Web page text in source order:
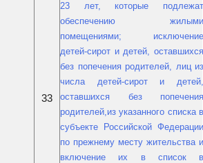
33
23 лет, которые подлежат
обеспечению жилыми
помещениями; исключение
детей-сирот и детей, оставшихся
без попечения родителей, лиц из
числа детей-сирот и детей,
оставшихся без попечения
родителей,из указанного списка в
субъекте Российской Федерации
по прежнему месту жительства и
включение их в список в